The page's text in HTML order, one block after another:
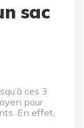
sac
ces 3
pour
En effet,